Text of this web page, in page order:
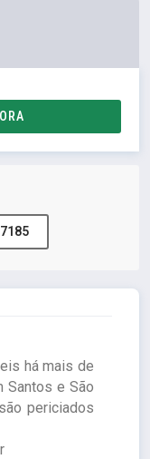
há mais de
Santos e São
periciados